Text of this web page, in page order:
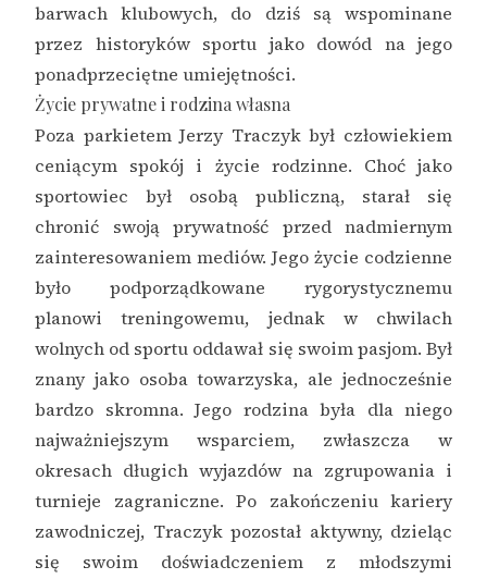
barwach klubowych, do dziś są wspominane
przez historyków sportu jako dowód na jego
ponadprzeciętne umiejętności.
Życie prywatne i rodzina własna
Poza parkietem Jerzy Traczyk był człowiekiem
ceniącym spokój i życie rodzinne. Choć jako
sportowiec był osobą publiczną, starał się
chronić swoją prywatność przed nadmiernym
zainteresowaniem mediów. Jego życie codzienne
było podporządkowane rygorystycznemu
planowi treningowemu, jednak w chwilach
wolnych od sportu oddawał się swoim pasjom. Był
znany jako osoba towarzyska, ale jednocześnie
bardzo skromna. Jego rodzina była dla niego
najważniejszym wsparciem, zwłaszcza w
okresach długich wyjazdów na zgrupowania i
turnieje zagraniczne. Po zakończeniu kariery
zawodniczej, Traczyk pozostał aktywny, dzieląc
się swoim doświadczeniem z młodszymi